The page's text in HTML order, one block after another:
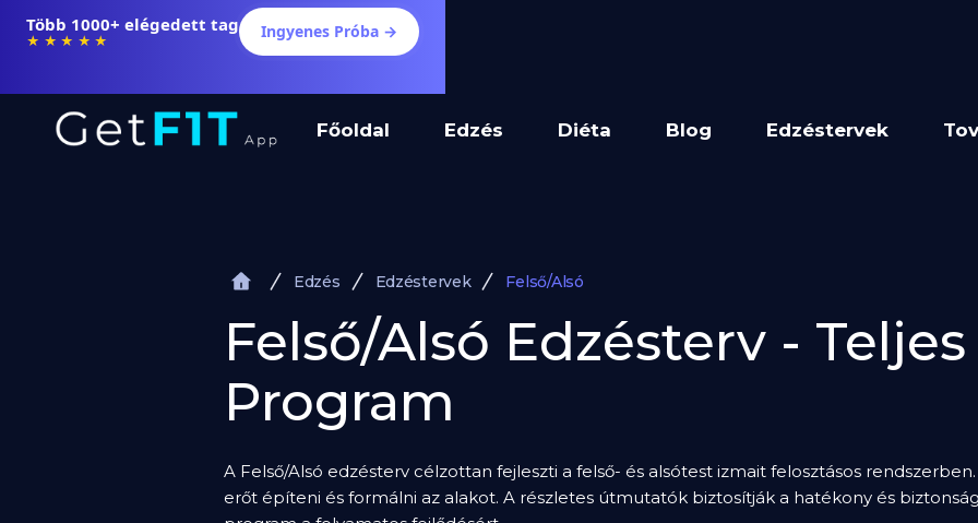
Több 1000+ elégedett tag
★★★★★ Ingyenes Próba →
Főoldal Edzés Diéta Blog Edzéstervek
Edzés Edzéstervek Felső/Alsó
Felső/Alsó Edzésterv -
Program
A Felső/Alsó edzésterv célzottan fejleszti a felső- és alsótest izmait felosztásos
erőt építeni és formálni az alakot. A részletes útmutatók biztosítják a hatékony és